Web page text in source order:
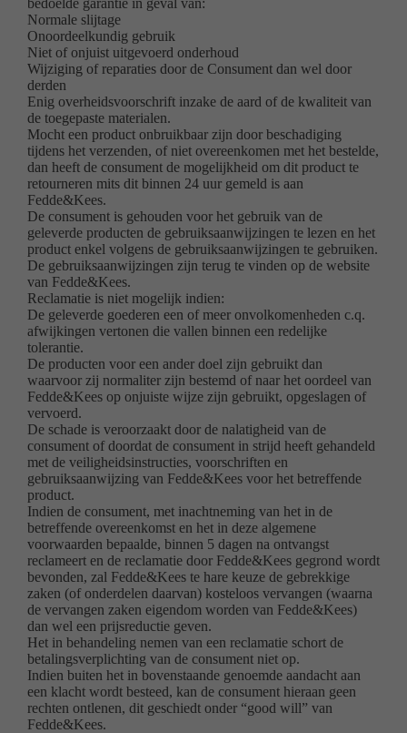
bedoelde garantie in geval van:
Normale slijtage
Onoordeelkundig gebruik
Niet of onjuist uitgevoerd onderhoud
Wijziging of reparaties door de Consument dan wel door
derden
Enig overheidsvoorschrift inzake de aard of de kwaliteit van
de toegepaste materialen.
Mocht een product onbruikbaar zijn door beschadiging
tijdens het verzenden, of niet overeenkomen met het bestelde,
dan heeft de consument de mogelijkheid om dit product te
retourneren mits dit binnen 24 uur gemeld is aan
Fedde&Kees.
De consument is gehouden voor het gebruik van de
geleverde producten de gebruiksaanwijzingen te lezen en het
product enkel volgens de gebruiksaanwijzingen te gebruiken.
De gebruiksaanwijzingen zijn terug te vinden op de website
van Fedde&Kees.
Reclamatie is niet mogelijk indien:
De geleverde goederen een of meer onvolkomenheden c.q.
afwijkingen vertonen die vallen binnen een redelijke
tolerantie.
De producten voor een ander doel zijn gebruikt dan
waarvoor zij normaliter zijn bestemd of naar het oordeel van
Fedde&Kees op onjuiste wijze zijn gebruikt, opgeslagen of
vervoerd.
De schade is veroorzaakt door de nalatigheid van de
consument of doordat de consument in strijd heeft gehandeld
met de veiligheidsinstructies, voorschriften en
gebruiksaanwijzing van Fedde&Kees voor het betreffende
product.
Indien de consument, met inachtneming van het in de
betreffende overeenkomst en het in deze algemene
voorwaarden bepaalde, binnen 5 dagen na ontvangst
reclameert en de reclamatie door Fedde&Kees gegrond wordt
bevonden, zal Fedde&Kees te hare keuze de gebrekkige
zaken (of onderdelen daarvan) kosteloos vervangen (waarna
de vervangen zaken eigendom worden van Fedde&Kees)
dan wel een prijsreductie geven.
Het in behandeling nemen van een reclamatie schort de
betalingsverplichting van de consument niet op.
Indien buiten het in bovenstaande genoemde aandacht aan
een klacht wordt besteed, kan de consument hieraan geen
rechten ontlenen, dit geschiedt onder “good will” van
Fedde&Kees.